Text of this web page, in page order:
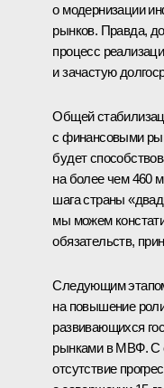
о модернизации
рынков. Правда,
процесс
и зачастую
Общей
с финансовыми
будет
на более чем 460
шага страны
мы можем
обязательств,
Следующим
на повышение
развивающихся
рынками в МВФ. С
отсутствие